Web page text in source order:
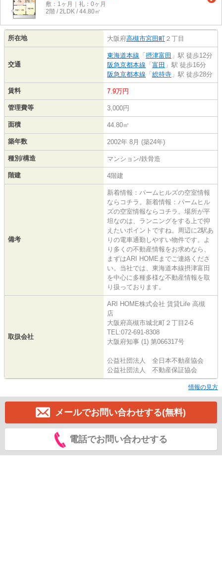
敷：1ヶ月｜礼：0ヶ月
2階 / 2LDK / 44.80㎡
所在地 大阪府高槻市宮田町 ２丁目
交通
東海道本線 「 摂津富田 」駅 徒歩12分
阪急京都本線 「 富田 」駅 徒歩16分
阪急京都本線 「 総持寺 」駅 徒歩28分
賃料 7.9万円
管理費等 3,000円
面積 44.80㎡
築年数 2002年 8月 (築24年)
種別/構造 マンション/鉄骨造
階建 4階建
備考
新着情報：パームヒルズの空室情報
ならコチラ。新着情報：パームヒル
ズの空室情報ならコチラ。場所が平
坦なのは、ランニングをする上で抑
えたいポイントですね。周辺に2駅あ
りの電車通勤しやすい物件です。よ
り多くの不動産情報をお求めなら、
まずはARI HOMEまでご連絡くださ
い。当社では、東海道本線摂津富田
を中心に多種多様な不動産情報を取
り扱っております。
取扱会社
ARI HOME株式会社 賃貸Life 高槻
店
大阪府高槻市城北町２丁目2-6
TEL:072-691-8308
大阪府知事 (1) 第066317号
公益社団法人 全日本不動産協会
公益社団法人 不動産保証協会
情報の見方
メールでお問い合わせする(無料)
電話でお問い合わせする